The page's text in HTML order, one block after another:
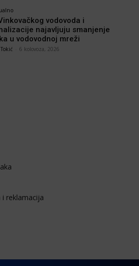
vodovoda i
najavljuju smanjenje
u vodovodnoj mreži
6 kolovoza, 2026
reklamacija